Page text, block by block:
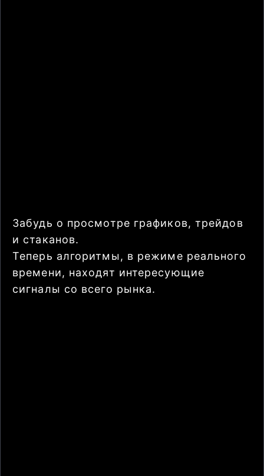
Забудь о просмотре графиков, трейдов
и стаканов.
Теперь алгоритмы, в режиме реального
времени, находят интересующие
сигналы со всего рынка.